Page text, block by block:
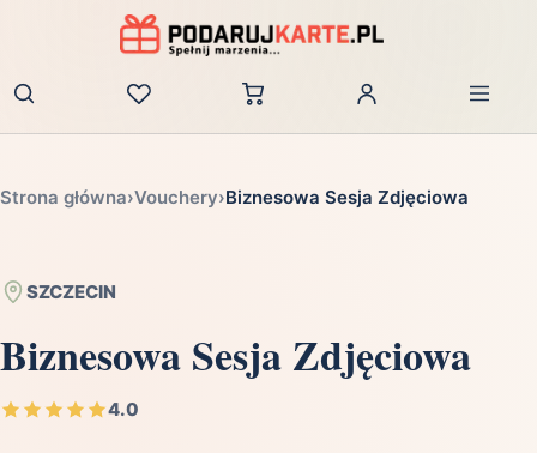
Zaloguj
Strona główna›Vouchery›Biznesowa Sesja Zdjęciowa
SZCZECIN
Biznesowa Sesja Zdjęciowa
4.0